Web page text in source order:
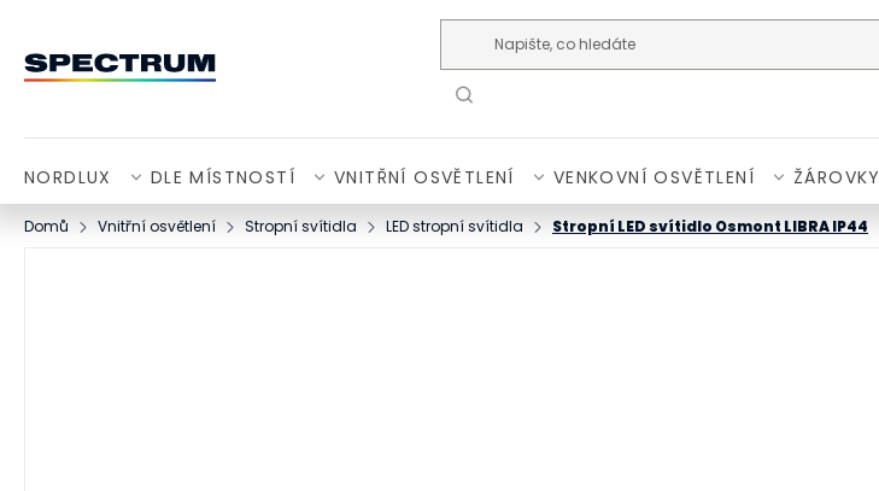
NORDLUX DLE MÍSTNOSTÍ VNITŘNÍ OSVĚTLENÍ VENKOVNÍ OSVĚTLENÍ ŽÁROVKY
Domů Vnitřní osvětlení Stropní svítidla LED stropní svítidla Stropní LED svítidlo Osmont LIBRA IP44